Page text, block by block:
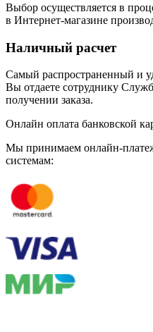
Выбор осуществляется в
в Интернет-магазине
Наличный расчет
Самый распространенный и
Вы отдаете сотруднику
получении заказа.
Онлайн оплата банковской
Мы принимаем онлайн-
системам: